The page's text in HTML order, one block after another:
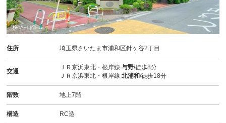
住所 埼玉県さいたま市浦和区針ヶ谷2丁目
交通
ＪＲ京浜東北・根岸線与野/徒歩8分
ＪＲ京浜東北・根岸線北浦和/徒歩18分
階数 地上7階
構造 RC造